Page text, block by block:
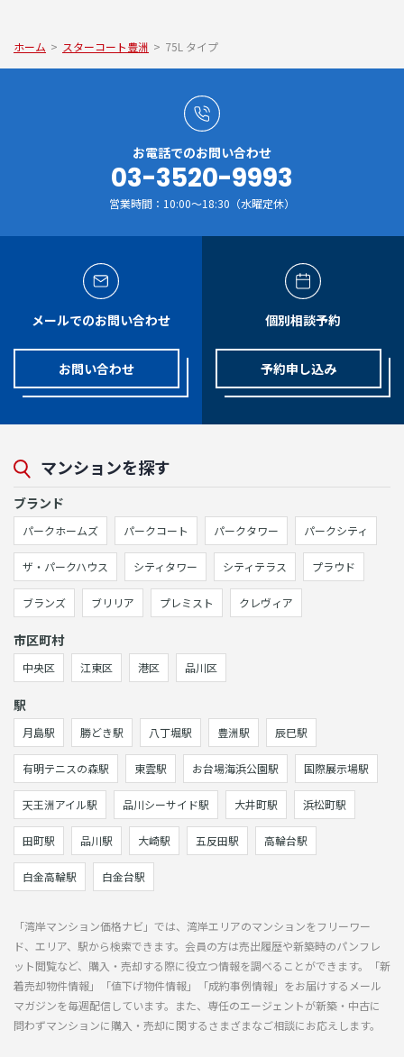
ホーム > スターコート豊洲 > 75L タイプ
お電話でのお問い合わせ
03-3520-9993
営業時間：10:00～18:30（水曜定休）
メールでのお問い合わせ
お問い合わせ
個別相談予約
予約申し込み
マンションを探す
ブランド
パークホームズ パークコート パークタワー パークシティ
ザ・パークハウス シティタワー シティテラス プラウド
ブランズ ブリリア プレミスト クレヴィア
市区町村
中央区 江東区 港区 品川区
駅
月島駅 勝どき駅 八丁堀駅 豊洲駅 辰巳駅
有明テニスの森駅 東雲駅 お台場海浜公園駅 国際展示場駅
天王洲アイル駅 品川シーサイド駅 大井町駅 浜松町駅
田町駅 品川駅 大崎駅 五反田駅 高輪台駅
白金高輪駅 白金台駅
「湾岸マンション価格ナビ」では、湾岸エリアのマンションをフリーワー
ド、エリア、駅から検索できます。会員の方は売出履歴や新築時のパンフレ
ット閲覧など、購入・売却する際に役立つ情報を調べることができます。「新
着売却物件情報」「値下げ物件情報」「成約事例情報」をお届けするメール
マガジンを毎週配信しています。また、専任のエージェントが新築・中古に
問わずマンションに購入・売却に関するさまざまなご相談にお応えします。